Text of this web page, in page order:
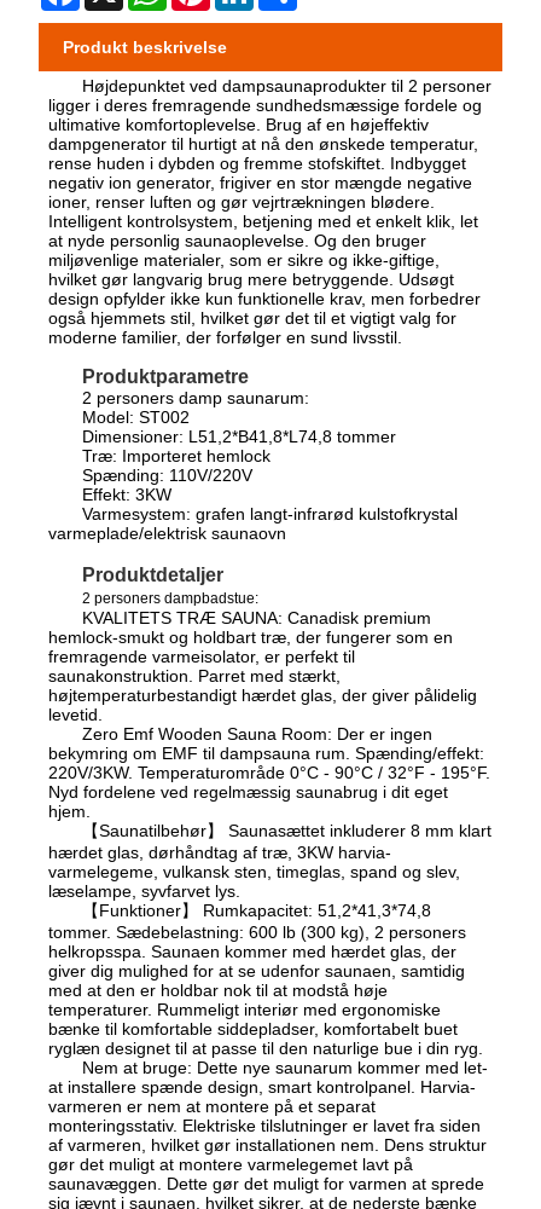
Produkt beskrivelse
Højdepunktet ved dampsaunaprodukter til 2 personer
ligger i deres fremragende sundhedsmæssige fordele og
ultimative komfortoplevelse. Brug af en højeffektiv
dampgenerator til hurtigt at nå den ønskede temperatur,
rense huden i dybden og fremme stofskiftet. Indbygget
negativ ion generator, frigiver en stor mængde negative
ioner, renser luften og gør vejrtrækningen blødere.
Intelligent kontrolsystem, betjening med et enkelt klik, let
at nyde personlig saunaoplevelse. Og den bruger
miljøvenlige materialer, som er sikre og ikke-giftige,
hvilket gør langvarig brug mere betryggende. Udsøgt
design opfylder ikke kun funktionelle krav, men forbedrer
også hjemmets stil, hvilket gør det til et vigtigt valg for
moderne familier, der forfølger en sund livsstil.
Produktparametre
2 personers damp saunarum:
Model: ST002
Dimensioner: L51,2*B41,8*L74,8 tommer
Træ: Importeret hemlock
Spænding: 110V/220V
Effekt: 3KW
Varmesystem: grafen langt-infrarød kulstofkrystal
varmeplade/elektrisk saunaovn
Produktdetaljer
2 personers dampbadstue:
KVALITETS TRÆ SAUNA: Canadisk premium
hemlock-smukt og holdbart træ, der fungerer som en
fremragende varmeisolator, er perfekt til
saunakonstruktion. Parret med stærkt,
højtemperaturbestandigt hærdet glas, der giver pålidelig
levetid.
Zero Emf Wooden Sauna Room: Der er ingen
bekymring om EMF til dampsauna rum. Spænding/effekt:
220V/3KW. Temperaturområde 0°C - 90°C / 32°F - 195°F.
Nyd fordelene ved regelmæssig saunabrug i dit eget
hjem.
【Saunatilbehør】 Saunasættet inkluderer 8 mm klart
hærdet glas, dørhåndtag af træ, 3KW harvia-
varmelegeme, vulkansk sten, timeglas, spand og slev,
læselampe, syvfarvet lys.
【Funktioner】 Rumkapacitet: 51,2*41,3*74,8
tommer. Sædebelastning: 600 lb (300 kg), 2 personers
helkropsspa. Saunaen kommer med hærdet glas, der
giver dig mulighed for at se udenfor saunaen, samtidig
med at den er holdbar nok til at modstå høje
temperaturer. Rummeligt interiør med ergonomiske
bænke til komfortable siddepladser, komfortabelt buet
ryglæn designet til at passe til den naturlige bue i din ryg.
Nem at bruge: Dette nye saunarum kommer med let-
at installere spænde design, smart kontrolpanel. Harvia-
varmeren er nem at montere på et separat
monteringsstativ. Elektriske tilslutninger er lavet fra siden
af ​​varmeren, hvilket gør installationen nem. Dens struktur
gør det muligt at montere varmelegemet lavt på
saunavæggen. Dette gør det muligt for varmen at sprede
sig jævnt i saunaen, hvilket sikrer, at de nederste bænke